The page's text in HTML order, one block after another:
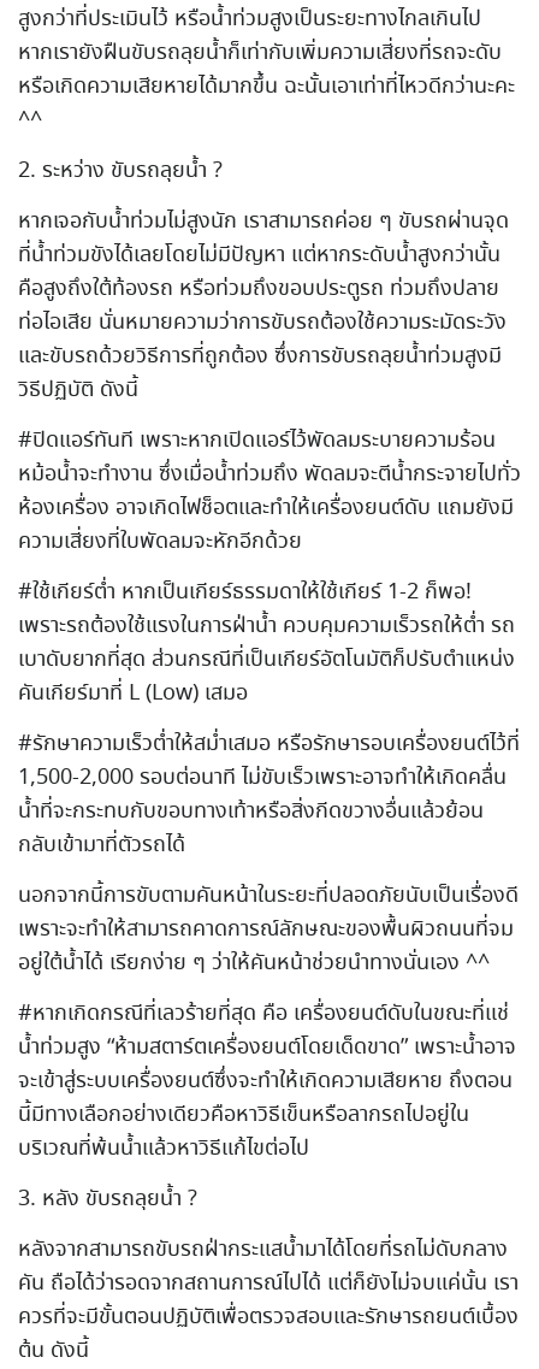
สูงกว่าที่ประเมินไว้ หรือน้ำท่วมสูงเป็นระยะทางไกลเกินไป
หากเรายังฝืนขับรถลุยน้ำก็เท่ากับเพิ่มความเสี่ยงที่รถจะดับ
หรือเกิดความเสียหายได้มากขึ้น ฉะนั้นเอาเท่าที่ไหวดีกว่านะคะ
^^
2. ระหว่าง ขับรถลุยน้ำ ?
หากเจอกับน้ำท่วมไม่สูงนัก เราสามารถค่อย ๆ ขับรถผ่านจุด
ที่น้ำท่วมขังได้เลยโดยไม่มีปัญหา แต่หากระดับน้ำสูงกว่านั้น
คือสูงถึงใต้ท้องรถ หรือท่วมถึงขอบประตูรถ ท่วมถึงปลาย
ท่อไอเสีย นั่นหมายความว่าการขับรถต้องใช้ความระมัดระวัง
และขับรถด้วยวิธีการที่ถูกต้อง ซึ่งการขับรถลุยน้ำท่วมสูงมี
วิธีปฏิบัติ ดังนี้
#ปิดแอร์ทันที เพราะหากเปิดแอร์ไว้พัดลมระบายความร้อน
หม้อน้ำจะทำงาน ซึ่งเมื่อน้ำท่วมถึง พัดลมจะตีน้ำกระจายไปทั่ว
ห้องเครื่อง อาจเกิดไฟช็อตและทำให้เครื่องยนต์ดับ แถมยังมี
ความเสี่ยงที่ใบพัดลมจะหักอีกด้วย
#ใช้เกียร์ต่ำ หากเป็นเกียร์ธรรมดาให้ใช้เกียร์ 1-2 ก็พอ!
เพราะรถต้องใช้แรงในการฝ่าน้ำ ควบคุมความเร็วรถให้ต่ำ รถ
เบาดับยากที่สุด ส่วนกรณีที่เป็นเกียร์อัตโนมัติก็ปรับตำแหน่ง
คันเกียร์มาที่ L (Low) เสมอ
#รักษาความเร็วต่ำให้สม่ำเสมอ หรือรักษารอบเครื่องยนต์ไว้ที่
1,500-2,000 รอบต่อนาที ไม่ขับเร็วเพราะอาจทำให้เกิดคลื่น
น้ำที่จะกระทบกับขอบทางเท้าหรือสิ่งกีดขวางอื่นแล้วย้อน
กลับเข้ามาที่ตัวรถได้
นอกจากนี้การขับตามคันหน้าในระยะที่ปลอดภัยนับเป็นเรื่องดี
เพราะจะทำให้สามารถคาดการณ์ลักษณะของพื้นผิวถนนที่จม
อยู่ใต้น้ำได้ เรียกง่าย ๆ ว่าให้คันหน้าช่วยนำทางนั่นเอง ^^
#หากเกิดกรณีที่เลวร้ายที่สุด คือ เครื่องยนต์ดับในขณะที่แช่
น้ำท่วมสูง “ห้ามสตาร์ตเครื่องยนต์โดยเด็ดขาด” เพราะน้ำอาจ
จะเข้าสู่ระบบเครื่องยนต์ซึ่งจะทำให้เกิดความเสียหาย ถึงตอน
นี้มีทางเลือกอย่างเดียวคือหาวิธีเข็นหรือลากรถไปอยู่ใน
บริเวณที่พ้นน้ำแล้วหาวิธีแก้ไขต่อไป
3. หลัง ขับรถลุยน้ำ ?
หลังจากสามารถขับรถฝ่ากระแสน้ำมาได้โดยที่รถไม่ดับกลาง
คัน ถือได้ว่ารอดจากสถานการณ์ไปได้ แต่ก็ยังไม่จบแค่นั้น เรา
ควรที่จะมีขั้นตอนปฏิบัติเพื่อตรวจสอบและรักษารถยนต์เบื้อง
ต้น ดังนี้